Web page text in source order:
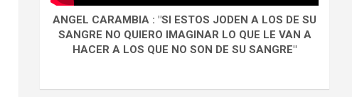
ANGEL CARAMBIA : "SI ESTOS JODEN A LOS DE SU
SANGRE NO QUIERO IMAGINAR LO QUE LE VAN A
HACER A LOS QUE NO SON DE SU SANGRE"